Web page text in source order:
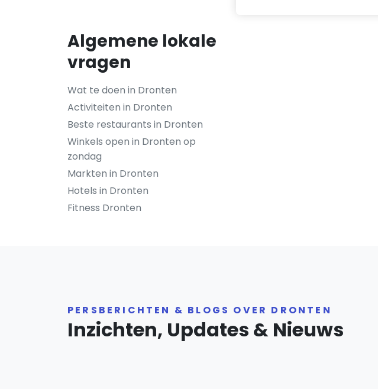
Algemene lokale
vragen
Wat te doen in Dronten
Activiteiten in Dronten
Beste restaurants in Dronten
Winkels open in Dronten op
zondag
Markten in Dronten
Hotels in Dronten
Fitness Dronten
PERSBERICHTEN & BLOGS OVER DRONTEN
Inzichten, Updates & Nieuws